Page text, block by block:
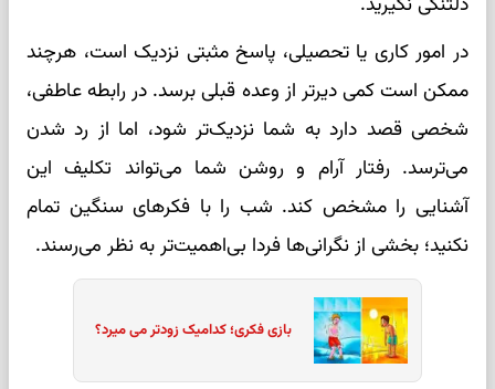
در امور کاری یا تحصیلی، پاسخ مثبتی نزدیک است، هرچند
ممکن است کمی دیرتر از وعده قبلی برسد. در رابطه عاطفی،
شخصی قصد دارد به شما نزدیک‌تر شود، اما از رد شدن
می‌ترسد. رفتار آرام و روشن شما می‌تواند تکلیف این
آشنایی را مشخص کند. شب را با فکرهای سنگین تمام
نکنید؛ بخشی از نگرانی‌ها فردا بی‌اهمیت‌تر به نظر می‌رسند.
بازی فکری؛ کدامیک زودتر می میرد؟